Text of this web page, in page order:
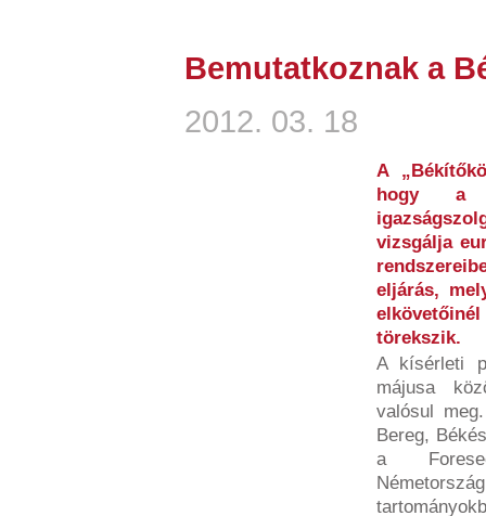
Bemutatkoznak a
2012. 03. 18
A
hogy a
vizsgálja
eljárás,
törekszik.
A kísérleti
májusa
valósul
Bereg,
a